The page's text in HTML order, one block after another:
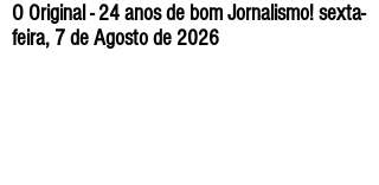
O Original - 24 anos de bom Jornalismo! sexta-
feira, 7 de Agosto de 2026